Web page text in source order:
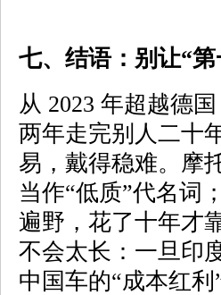
七、结语：别让“
从 2023 年超越德
两年走完别人二十
易，戴得稳难。摩
当作“低质”代名词
遍野，花了十年才
不会太长：一旦印
中国车的“成本红